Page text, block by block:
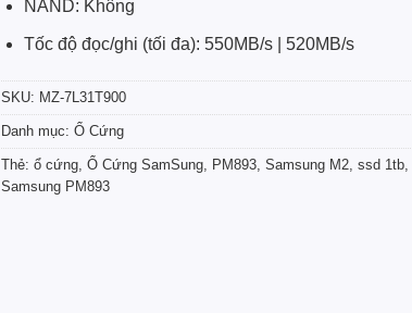
NAND: Không
Tốc độ đọc/ghi (tối đa): 550MB/s | 520MB/s
SKU: MZ-7L31T900
Danh mục: Ổ Cứng
Thẻ: ổ cứng Ổ Cứng SamSung PM893 Samsung M2 ssd 1tb
Samsung PM893